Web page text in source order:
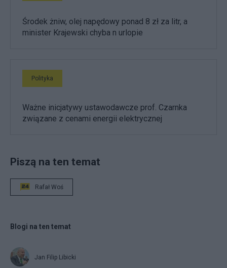
Środek żniw, olej napędowy ponad 8 zł za litr, a
minister Krajewski chyba n urlopie
Polityka
Ważne inicjatywy ustawodawcze prof. Czarnka
związane z cenami energii elektrycznej
Piszą na ten temat
Rafał Woś
Blogi na ten temat
Jan Filip Libicki